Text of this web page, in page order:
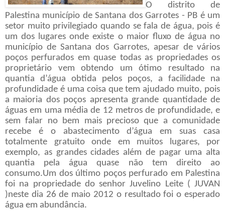
O distrito de
Palestina município de Santana dos Garrotes - PB é um
setor muito privilegiado quando se fala de água, pois é
um dos lugares onde existe o maior fluxo de água no
município de Santana dos Garrotes, apesar de vários
poços perfurados em quase todas as propriedades os
proprietário vem obtendo um ótimo resultado na
quantia d’água obtida pelos poços, a facilidade na
profundidade é uma coisa que tem ajudado muito, pois
a maioria dos poços apresenta grande quantidade de
águas em uma média de 12 metros de profundidade, e
sem falar no bem mais precioso que a comunidade
recebe é o abastecimento d’água em suas casa
totalmente gratuito onde em muitos lugares, por
exemplo, as grandes cidades além de pagar uma alta
quantia pela água quase não tem direito ao
consumo.Um dos último poços perfurado em Palestina
foi na propriedade do senhor Juvelino Leite ( JUVAN
)neste dia 26 de maio 2012 o resultado foi o esperado
água em abundância.